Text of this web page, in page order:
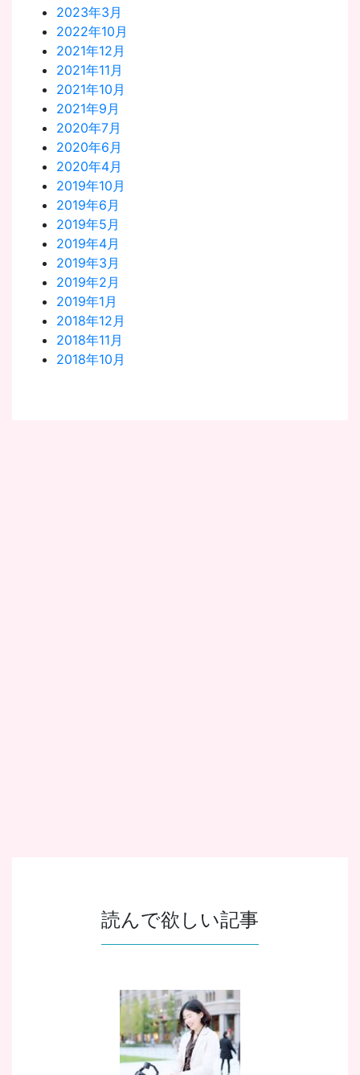
2023年3月
2022年10月
2021年12月
2021年11月
2021年10月
2021年9月
2020年7月
2020年6月
2020年4月
2019年10月
2019年6月
2019年5月
2019年4月
2019年3月
2019年2月
2019年1月
2018年12月
2018年11月
2018年10月
読んで欲しい記事